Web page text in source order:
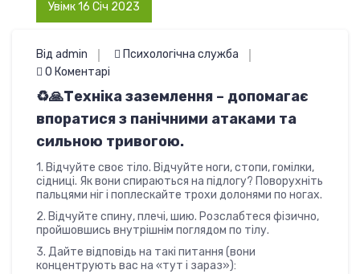
Увімк 16 Січ 2023
Від admin
Психологічна служба
0 Коментарі
♻️🙏Техніка заземлення – допомагає
впоратися з панічними атаками та
сильною тривогою.
1. Відчуйте своє тіло. Відчуйте ноги, стопи, гомілки,
сідниці. Як вони спираються на підлогу? Поворухніть
пальцями ніг і поплескайте трохи долонями по ногах.
2. Відчуйте спину, плечі, шию. Розслабтеся фізично,
пройшовшись внутрішнім поглядом по тілу.
3. Дайте відповідь на такі питання (вони
концентрують вас на «тут і зараз»):